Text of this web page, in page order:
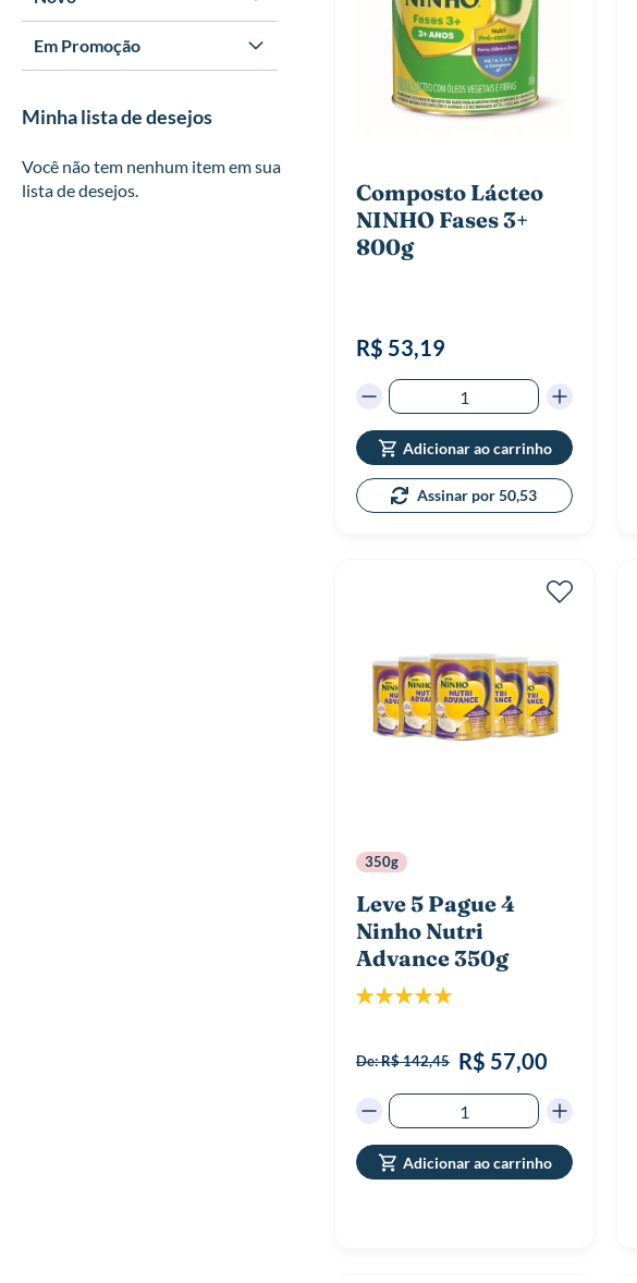
Composto Lácteo
NINHO Fases 3+
800g
R$ 53,19
Adicionar ao carrinho
Assinar por 50,53
350g
Leve 5 Pague 4
Ninho Nutri
Advance 350g
Classificação:
De:R$ 142,45 R$ 57,00
Adicionar ao carrinho
Em Promoção
Minha lista de desejos
Você não tem nenhum item em sua
lista de desejos.